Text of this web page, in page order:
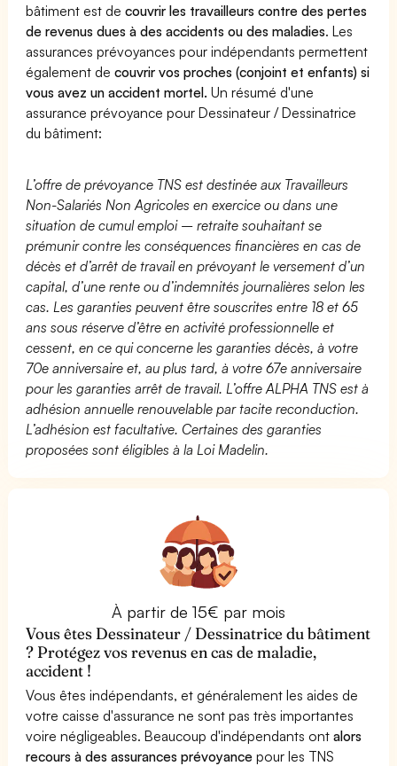
bâtiment est decouvrir les travailleurs contre des pertes
de revenus dues à des accidents ou des maladies. Les
assurances prévoyances pour indépendants permettent
également decouvrir vos proches (conjoint et enfants) si
vous avez un accident mortel. Un résumé d'une
assurance prévoyance pour Dessinateur / Dessinatrice
du bâtiment:
L’offre de prévoyance TNS est destinée aux Travailleurs
Non-Salariés Non Agricoles en exercice ou dans une
situation de cumul emploi – retraite souhaitant se
prémunir contre les conséquences financières en cas de
décès et d’arrêt de travail en prévoyant le versement d’un
capital, d’une rente ou d’indemnités journalières selon les
cas. Les garanties peuvent être souscrites entre 18 et 65
ans sous réserve d’être en activité professionnelle et
cessent, en ce qui concerne les garanties décès, à votre
70e anniversaire et, au plus tard, à votre 67e anniversaire
pour les garanties arrêt de travail. L’offre ALPHA TNS est à
adhésion annuelle renouvelable par tacite reconduction.
L’adhésion est facultative. Certaines des garanties
proposées sont éligibles à la Loi Madelin.
À partir de 15€ par mois
Vous êtes Dessinateur / Dessinatrice du bâtiment
? Protégez vos revenus en cas de maladie,
accident !
Vous êtes indépendants, et généralement les aides de
votre caisse d'assurance ne sont pas très importantes
voire négligeables. Beaucoup d'indépendants ontalors
recours à des assurances prévoyance pour les TNS